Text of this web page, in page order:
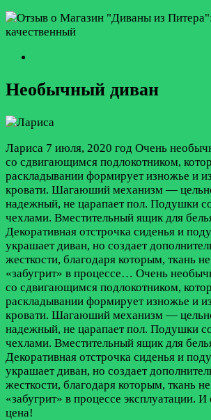
Необычный диван
Лариса 7 июля, 2020 год Очень
со сдвигающимся подлокотником,
раскладывании формирует изножье и
кровати. Шагаюший механизм —
надежный, не царапает пол. Подушки
чехлами. Вместительный ящик для
Декоративная отстрочка сиденья и
украшает диван, но создает
жесткости, благодаря которым, ткань
«забугрит» в процессе… Очень
со сдвигающимся подлокотником,
раскладывании формирует изножье и
кровати. Шагаюший механизм —
надежный, не царапает пол. Подушки
чехлами. Вместительный ящик для
Декоративная отстрочка сиденья и
украшает диван, но создает
жесткости, благодаря которым, ткань
«забугрит» в процессе эксплуатации.
цена!